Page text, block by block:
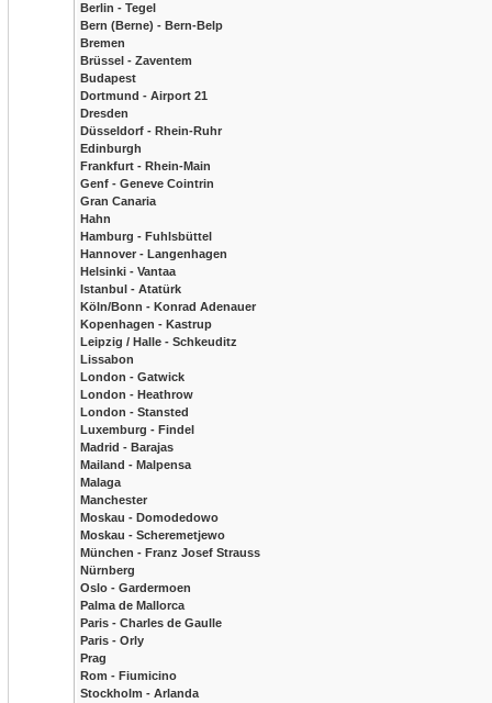
Berlin - Tegel
Bern (Berne) - Bern-Belp
Bremen
Brüssel - Zaventem
Budapest
Dortmund - Airport 21
Dresden
Düsseldorf - Rhein-Ruhr
Edinburgh
Frankfurt - Rhein-Main
Genf - Geneve Cointrin
Gran Canaria
Hahn
Hamburg - Fuhlsbüttel
Hannover - Langenhagen
Helsinki - Vantaa
Istanbul - Atatürk
Köln/Bonn - Konrad Adenauer
Kopenhagen - Kastrup
Leipzig / Halle - Schkeuditz
Lissabon
London - Gatwick
London - Heathrow
London - Stansted
Luxemburg - Findel
Madrid - Barajas
Mailand - Malpensa
Malaga
Manchester
Moskau - Domodedowo
Moskau - Scheremetjewo
München - Franz Josef Strauss
Nürnberg
Oslo - Gardermoen
Palma de Mallorca
Paris - Charles de Gaulle
Paris - Orly
Prag
Rom - Fiumicino
Stockholm - Arlanda